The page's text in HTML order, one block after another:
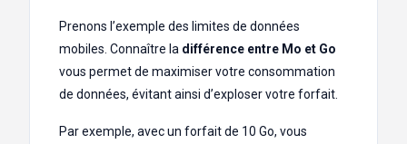
Prenons l’exemple des limites de données
mobiles. Connaître la différence entre Mo et Go
vous permet de maximiser votre consommation
de données, évitant ainsi d’exploser votre forfait.
Par exemple, avec un forfait de 10 Go, vous